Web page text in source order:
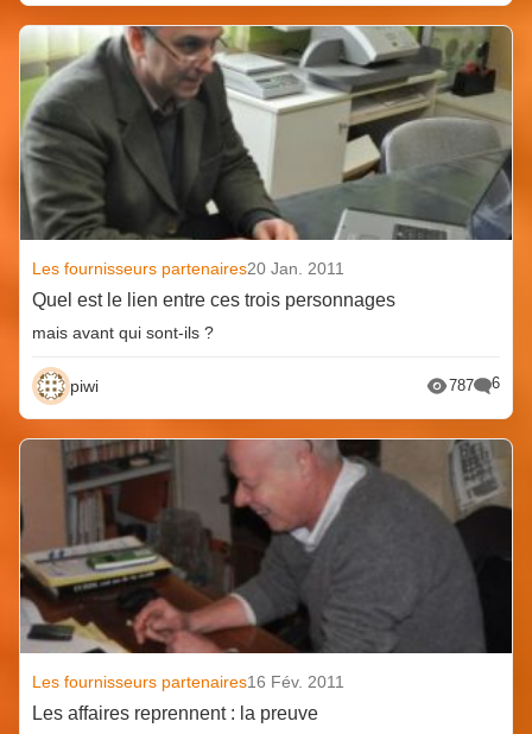
Les fournisseurs partenaires20 Jan. 2011
Quel est le lien entre ces trois personnages
mais avant qui sont-ils ?
piwi 787 6
Les fournisseurs partenaires16 Fév. 2011
Les affaires reprennent : la preuve